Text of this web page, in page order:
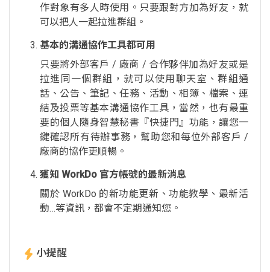
作對象有多人時使用。只要跟對方加為好友，就
可以把人一起拉進群組。
基本的溝通協作工具都可用
只要將外部客戶 / 廠商 / 合作夥伴加為好友或是
拉進同一個群組，就可以使用聊天室、群組通
話、公告、筆記、任務、活動、相簿、檔案、連
結及投票等基本溝通協作工具，當然，也有最重
要的個人隨身智慧秘書『快捷門』功能，讓您一
鍵確認所有待辦事務，幫助您和每位外部客戶 /
廠商的協作更順暢。
獲知 WorkDo 官方帳號的最新消息
關於 WorkDo 的新功能更新、功能教學、最新活
動…等資訊，都會不定期通知您。
小提醒